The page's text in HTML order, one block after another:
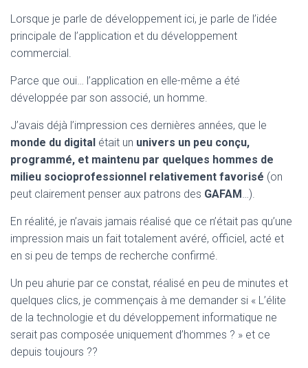
Lorsque je parle de développement ici, je parle de l’idée
principale de l’application et du développement
commercial.
Parce que oui… l’application en elle-même a été
développée par son associé, un homme.
J’avais déjà l’impression ces dernières années, que le
monde du digital était un univers un peu conçu,
programmé, et maintenu par quelques hommes de
milieu socioprofessionnel relativement favorisé (on
peut clairement penser aux patrons des GAFAM…).
En réalité, je n’avais jamais réalisé que ce n’était pas qu’une
impression mais un fait totalement avéré, officiel, acté et
en si peu de temps de recherche confirmé.
Un peu ahurie par ce constat, réalisé en peu de minutes et
quelques clics, je commençais à me demander si « L’élite
de la technologie et du développement informatique ne
serait pas composée uniquement d’hommes ? » et ce
depuis toujours ??